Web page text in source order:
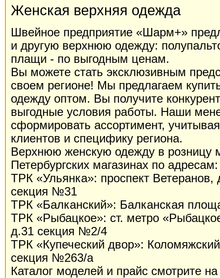
Женская верхняя одежда
Швейное предприятие «Шарм+»
и другую верхнюю одежду:
плащи - по выгодным ценам.
Вы можете стать эксклюзивным
своем регионе! Мы предлагаем
одежду оптом. Вы получите
выгодные условия работы. Наши
сформировать ассортимент,
клиентов и специфику региона.
Верхнюю женскую одежду в розницу
Петербургских магазинах по адресам:
ТРК «Ульянка»: проспект
секция №31
ТРК «Балканский»: Балканская
ТРК «Рыбацкое»: ст. метро
д.31 секция №2/4
ТРК «Купеческий двор»:
секция №263/а
Каталог моделей и прайс смотрите